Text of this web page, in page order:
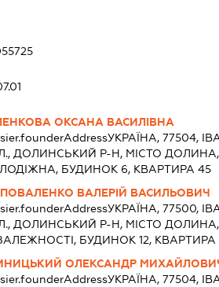
ОКСАНА ВАСИЛІВНА
УКРАЇНА, 77504,
ДОЛИНСЬКИЙ Р-Н, МІСТО
БУДИНОК 6, КВАРТИРА 45
ВАЛЕРІЙ ВАСИЛЬОВИЧ
УКРАЇНА, 77500,
ДОЛИНСЬКИЙ Р-Н, МІСТО
БУДИНОК 12, КВАРТИРА
ОЛЕКСАНДР
УКРАЇНА, 77504,